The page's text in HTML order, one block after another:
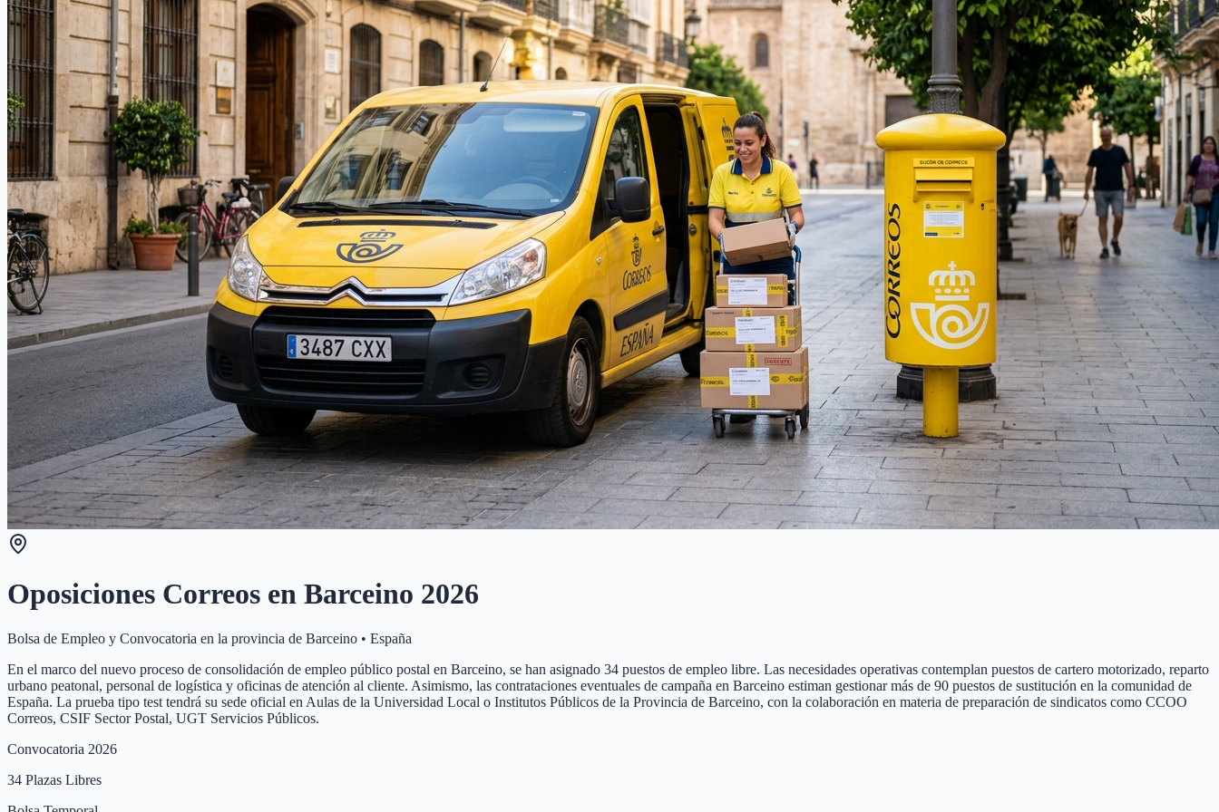
Oposiciones Correos en Barceino 2026
Bolsa de Empleo y Convocatoria en la provincia de Barceino • España
En el marco del nuevo proceso de consolidación de empleo público postal en Barceino, se han asignado 34 puestos de empleo libre. Las necesidades operativas contemplan puestos de cartero motorizado, reparto
urbano peatonal, personal de logística y oficinas de atención al cliente. Asimismo, las contrataciones eventuales de campaña en Barceino estiman gestionar más de 90 puestos de sustitución en la comunidad de
España. La prueba tipo test tendrá su sede oficial en Aulas de la Universidad Local o Institutos Públicos de la Provincia de Barceino, con la colaboración en materia de preparación de sindicatos como CCOO
Correos, CSIF Sector Postal, UGT Servicios Públicos.
Convocatoria 2026
34 Plazas Libres